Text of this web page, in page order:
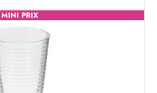
MINI PRIX